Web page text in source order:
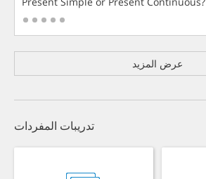
عرض المزيد
تدريبات المفردات